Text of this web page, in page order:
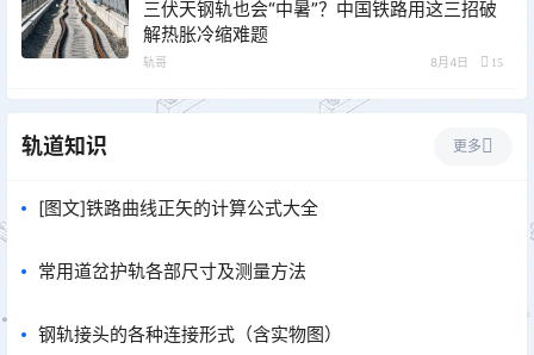
三伏天钢轨也会“中暑”？中国铁路用这三招破
解热胀冷缩难题
轨哥 8月4日 15
轨道知识 更多
[图文]铁路曲线正矢的计算公式大全
常用道岔护轨各部尺寸及测量方法
钢轨接头的各种连接形式（含实物图）